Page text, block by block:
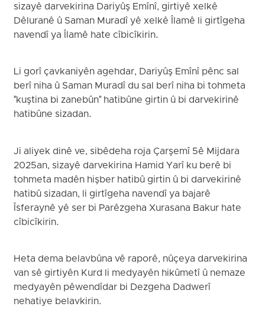
sizayê darvekirina Dariyûş Emînî, girtiyê xelkê
Dêluranê û Saman Muradî yê xelkê Îlamê li girtîgeha
navendî ya Îlamê hate cîbicîkirin.
Li gorî çavkaniyên agehdar, Dariyûş Emînî pênc sal
berî niha û Saman Muradî du sal berî niha bi tohmeta
"kuştina bi zanebûn" hatibûne girtin û bi darvekirinê
hatibûne sizadan.
Ji aliyek dinê ve, sibêdeha roja Çarşemî 5ê Mijdara
2025an, sizayê darvekirina Hamid Yarî ku berê bi
tohmeta madên hişber hatibû girtin û bi darvekirinê
hatibû sizadan, li girtîgeha navendî ya bajarê
Îsferaynê yê ser bi Parêzgeha Xurasana Bakur hate
cîbicîkirin.
Heta dema belavbûna vê raporê, nûçeya darvekirina
van sê girtiyên Kurd li medyayên hikûmetî û nemaze
medyayên pêwendîdar bi Dezgeha Dadwerî
nehatiye belavkirin.